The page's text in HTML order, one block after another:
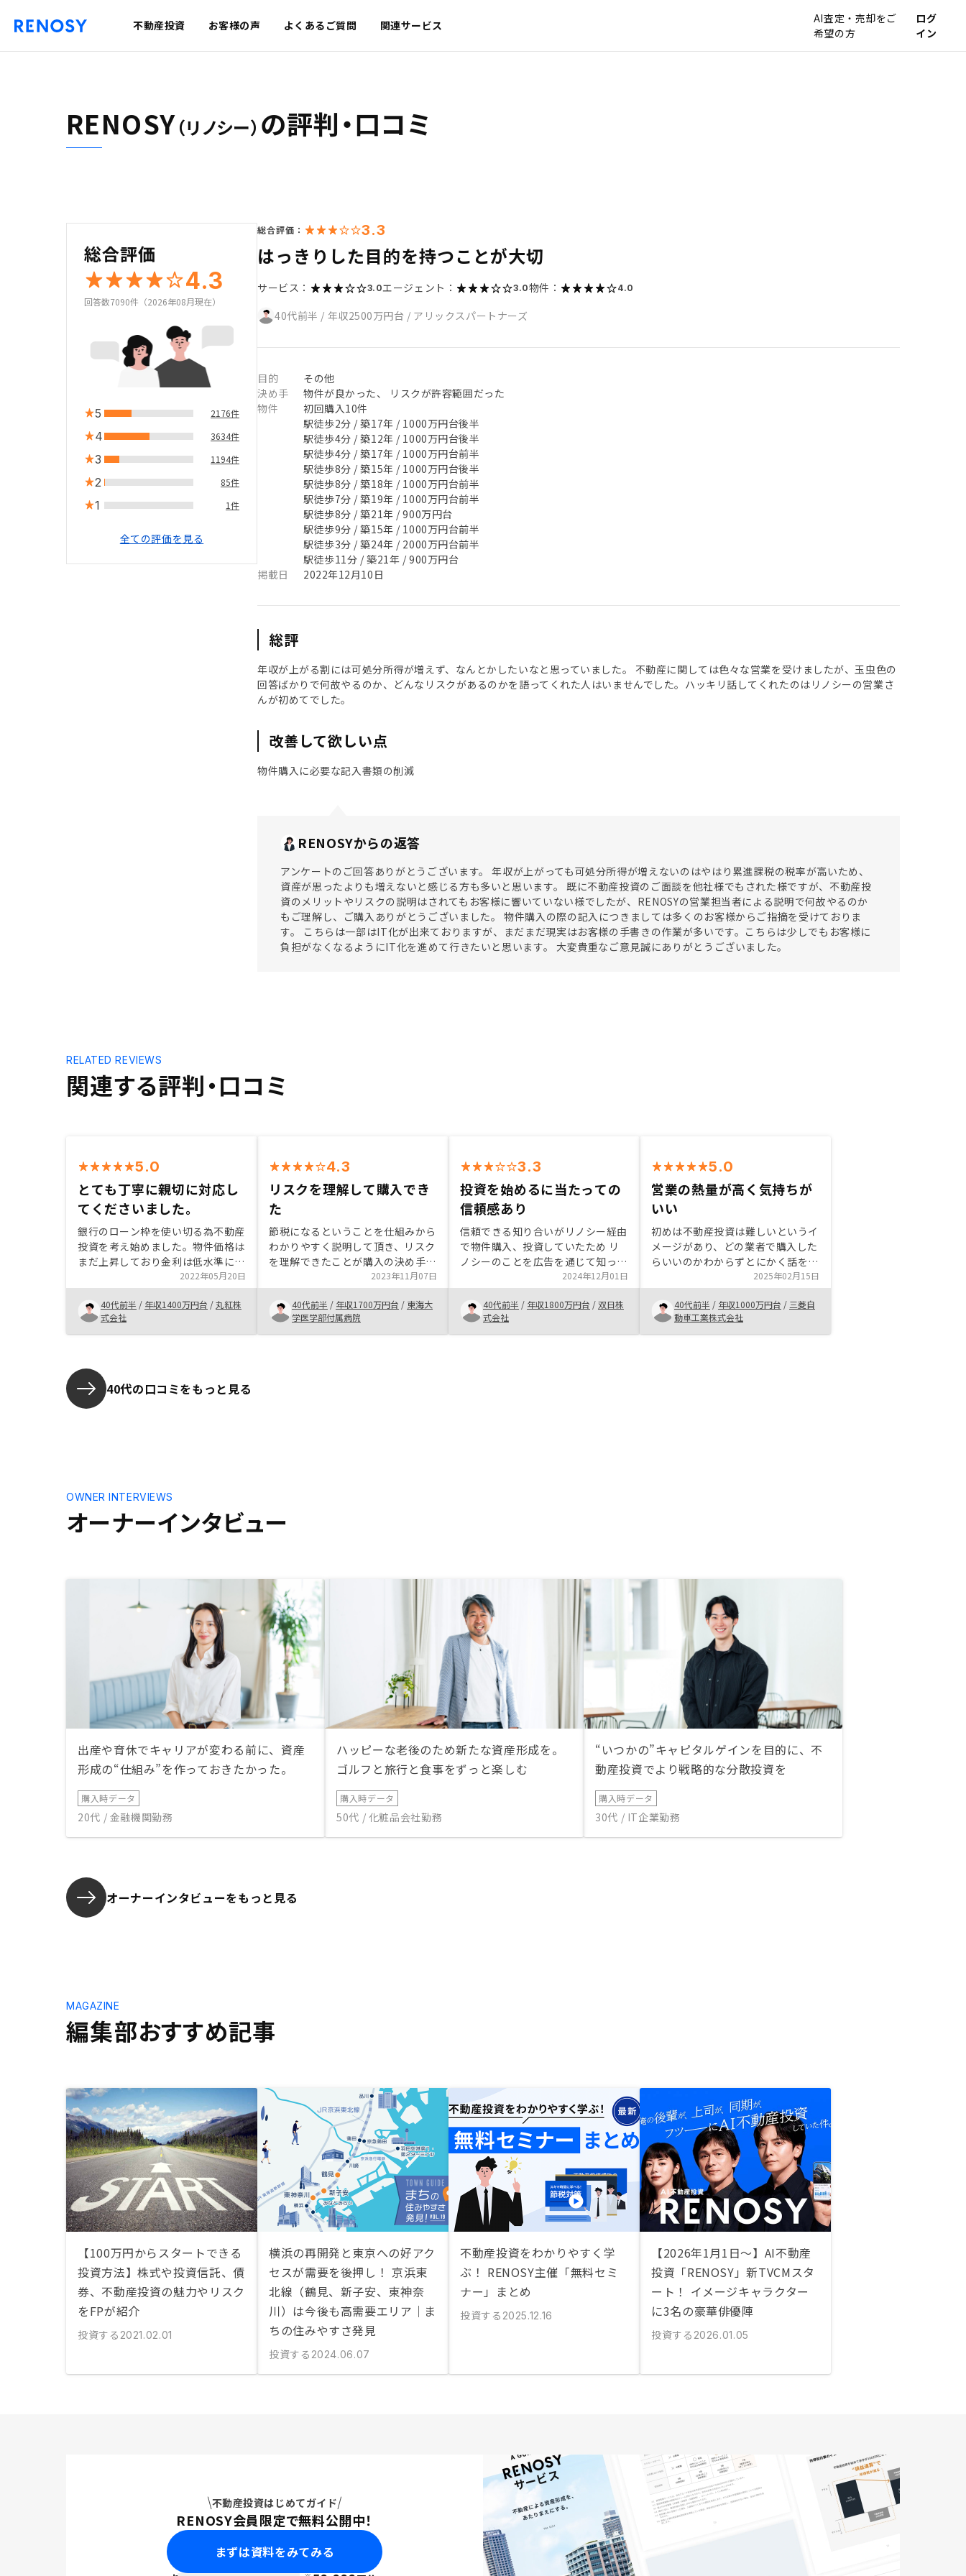
不動産投資 お客様の声 よくあるご質問 関連サービス
AI査定・売却をご
希望の方
ログ
イン
RENOSY（リノシー） の評判・口コミ
総合評価
4.3
回答数7090件（2026年08月現在）
5 2176件
4 3634件
3 1194件
2 85件
1 1件
全ての評価を見る
総合評価： 3.3
はっきりした目的を持つことが大切
サービス： 3.0エージェント： 3.0物件： 4.0
40代前半 / 年収2500万円台 / アリックスパートナーズ
目的
その他
決め手
物件が良かった、 リスクが許容範囲だった
物件
初回購入10件
駅徒歩2分 / 築17年 / 1000万円台後半
駅徒歩4分 / 築12年 / 1000万円台後半
駅徒歩4分 / 築17年 / 1000万円台前半
駅徒歩8分 / 築15年 / 1000万円台後半
駅徒歩8分 / 築18年 / 1000万円台前半
駅徒歩7分 / 築19年 / 1000万円台前半
駅徒歩8分 / 築21年 / 900万円台
駅徒歩9分 / 築15年 / 1000万円台前半
駅徒歩3分 / 築24年 / 2000万円台前半
駅徒歩11分 / 築21年 / 900万円台
掲載日
2022年12月10日
総評
年収が上がる割には可処分所得が増えず、なんとかしたいなと思っていました。 不動産に関しては色々な営業を受けましたが、玉虫色の
回答ばかりで何故やるのか、どんなリスクがあるのかを語ってくれた人はいませんでした。ハッキリ話してくれたのはリノシーの営業さ
んが初めてでした。
改善して欲しい点
物件購入に必要な記入書類の削減
RENOSYからの返答
アンケートのご回答ありがとうございます。 年収が上がっても可処分所得が増えないのはやはり累進課税の税率が高いため、
資産が思ったよりも増えないと感じる方も多いと思います。 既に不動産投資のご面談を他社様でもされた様ですが、不動産投
資のメリットやリスクの説明はされてもお客様に響いていない様でしたが、RENOSYの営業担当者による説明で何故やるのか
もご理解し、ご購入ありがとうございました。 物件購入の際の記入につきましては多くのお客様からご指摘を受けておりま
す。 こちらは一部はIT化が出来ておりますが、まだまだ現実はお客様の手書きの作業が多いです。こちらは少しでもお客様に
負担がなくなるようにIT化を進めて行きたいと思います。 大変貴重なご意見誠にありがとうございました。
関連する評判・口コミ
RELATED REVIEWS
5.0
とても丁寧に親切に対応し
てくださいました。
銀行のローン枠を使い切る為不動産
投資を考え始めました。物件価格は
まだ上昇しており金利は低水準に推
移していることも大きな要因だと思
います。GAさんは上場企業で通常
の不動産紹介会社より信頼性が高
く、デジタルを駆使してより良いサ
ービスを提供している会社だと理解
くご紹介頂きたく
2022年05月20日
40代前半 / 年収1400万円台 /丸紅株
式会社
4.3
リスクを理解して購入でき
た
節税になるということを仕組みから
わかりやすく説明して頂き、リスク
を理解できたことが購入の決め手に
なりました。担当者の話を聞いてい
るだけでも勉強になりました。非常
に良いサービスだと感じたので、正
直あまり他の人に教えたくないと感
じてしまいます。引き続き良い物件
2023年11月07日
40代前半 / 年収1700万円台 / 東海大
学医学部付属病院
3.3
投資を始めるに当たっての
信頼感あり
信頼できる知り合いがリノシー経由
で物件購入、投資していたため リ
ノシーのことを広告を通じて知って
いたため 購入時の特典に惹かれた
ため 不労収入、将来の収入源の確
保のため 節税になるため 保険代わ
りになる
2024年12月01日
40代前半 / 年収1800万円台 /双日株
式会社
5.0
営業の熱量が高く気持ちが
いい
初めは不動産投資は難しいというイ
メージがあり、どの業者で購入した
らいいのかわからずとにかく話を聞
いてみようと思ってオンライン説明
会に応募しました。話を聞いてみる
とリスクも許容範囲であり、やらな
い理由は無いなと感じました。た
だ、金額も大きいので他社も見てか
2025年02月15日
40代前半 / 年収1000万円台 / 三菱自
動車工業株式会社
40代の口コミをもっと見る
オーナーインタビュー
OWNER INTERVIEWS
出産や育休でキャリアが変わる前に、資産
形成の“仕組み”を作っておきたかった。
購入時データ
20代 / 金融機関勤務
ハッピーな老後のため新たな資産形成を。
ゴルフと旅行と食事をずっと楽しむ
購入時データ
50代 / 化粧品会社勤務
“いつかの”キャピタルゲインを目的に、不
動産投資でより戦略的な分散投資を
購入時データ
30代 / IT企業勤務
オーナーインタビューをもっと見る
編集部おすすめ記事
MAGAZINE
【100万円からスタートできる
投資方法】株式や投資信託、債
券、不動産投資の魅力やリスク
をFPが紹介
投資する 2021.02.01
横浜の再開発と東京への好アク
セスが需要を後押し！ 京浜東
北線（鶴見、新子安、東神奈
川）は今後も高需要エリア｜ま
ちの住みやすさ発見
投資する 2024.06.07
不動産投資をわかりやすく学
ぶ！ RENOSY主催「無料セミ
ナー」まとめ
投資する 2025.12.16
【2026年1月1日〜】AI不動産
投資「RENOSY」新TVCMスタ
ート！ イメージキャラクター
に3名の豪華俳優陣
投資する 2026.01.05
不動産投資はじめてガイド
RENOSY会員限定で無料公開中！
まずは資料をみてみる